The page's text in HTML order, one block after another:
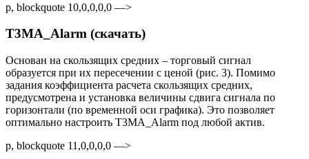
p, blockquote 10,0,0,0,0 —>
T3MA_Alarm (скачать)
Основан на скользящих средних – торговый сигнал
образуется при их пересечении с ценой (рис. 3). Помимо
задания коэффициента расчета скользящих средних,
предусмотрена и установка величины сдвига сигнала по
горизонтали (по временной оси графика). Это позволяет
оптимально настроить T3MA_Alarm под любой актив.
p, blockquote 11,0,0,0,0 —>